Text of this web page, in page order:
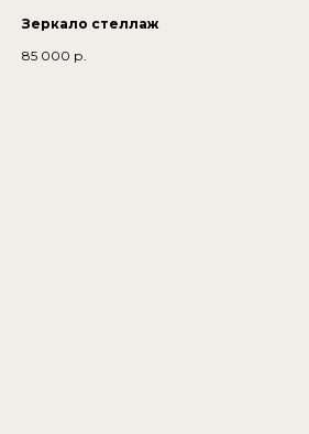
Зеркало стеллаж
85 000 р.